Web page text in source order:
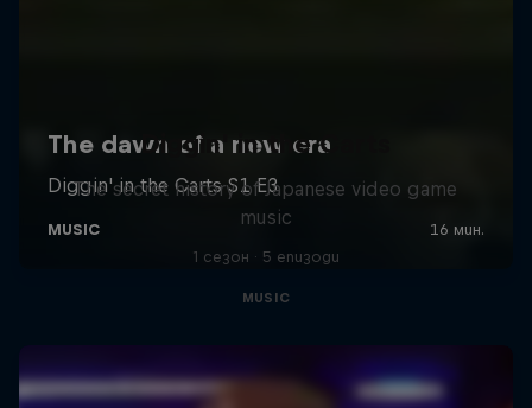
Diggin' in the Carts
The secret history of Japanese video game
music
1 сезон · 5 епизоди
MUSIC